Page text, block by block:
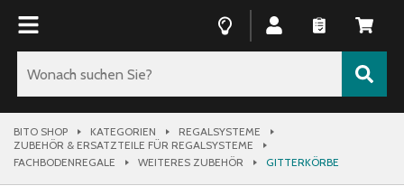
BITO SHOP KATEGORIEN
REGALSYSTEME
ZUBEHÖR & ERSATZTEILE FÜR REGALSYSTEME
FACHBODENREGALE
WEITERES ZUBEHÖR GITTERKÖRBE